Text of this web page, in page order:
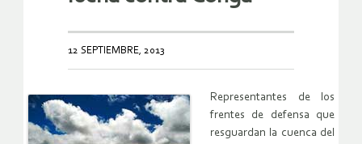
12 SEPTIEMBRE, 2013
Representantes de los
frentes de defensa que
resguardan la cuenca del